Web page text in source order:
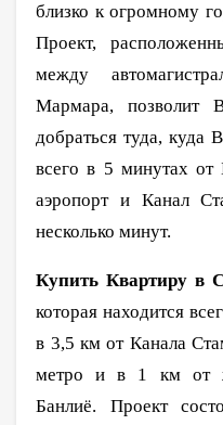
близко к огромному
Проект,
между
Мармара, позволит
добраться туда, куда
всего в 5 минутах
аэропорт и Канал
несколько минут.
Купить Квартиру в
которая находится
в 3,5 км от Канала
метро и в 1 км от
Банлиё. Проект